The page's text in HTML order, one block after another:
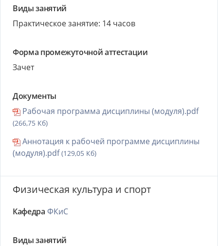
Виды занятий
Практическое занятие: 14 часов
Форма промежуточной аттестации
Зачет
Документы
Рабочая программа дисциплины (модуля).pdf
(266,75 Кб)
Аннотация к рабочей программе дисциплины
(модуля).pdf(129,05 Кб)
Физическая культура и спорт
Кафедра ФКиС
Виды занятий